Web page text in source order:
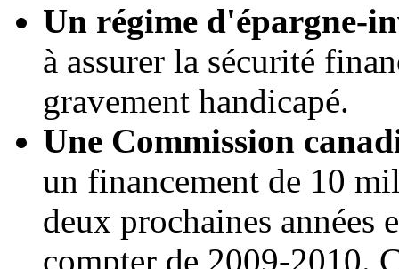
Un régime d'épargne-
à assurer la sécurité
gravement handicapé.
Une Commission
un financement de 10
deux prochaines années
compter de 2009-2010.